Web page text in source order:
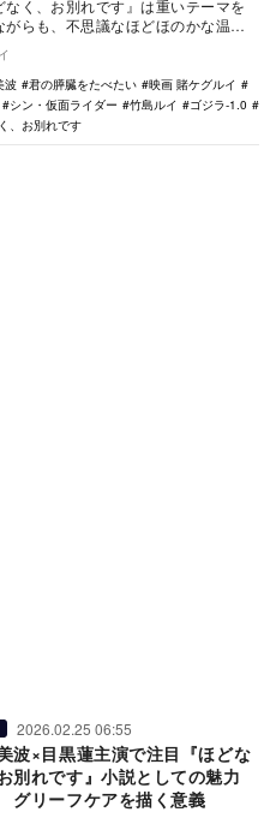
なく、お別れです』は重いテーマを
がらも、不思議なほどほのかな温も
演じる浜…
波
君の膵臓をたべたい
映画 賭ケグルイ
シン・仮面ライダー 竹島ルイ
ゴジラ-1.0
、お別れです
2026.02.25 06:55
波×目黒蓮主演で注目『ほどな
別れです』小説としての魅力
リーフケアを描く意義